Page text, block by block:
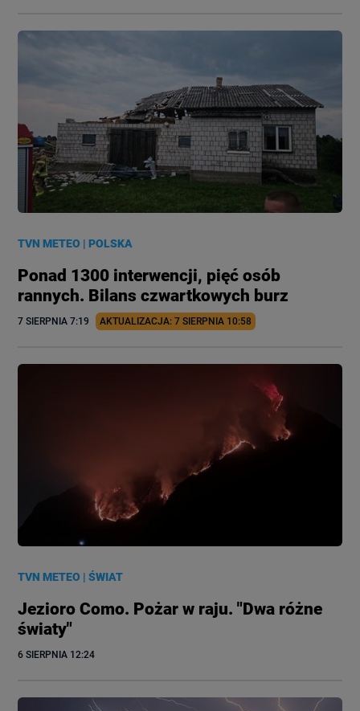
TVN METEO |POLSKA
Ponad 1300 interwencji, pięć osób
rannych. Bilans czwartkowych burz
7 SIERPNIA 7:19 AKTUALIZACJA: 7 SIERPNIA 10:58
TVN METEO |ŚWIAT
Jezioro Como. Pożar w raju. "Dwa różne
światy"
6 SIERPNIA 12:24